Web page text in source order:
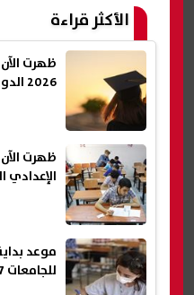
الأكثر قراءة
ظهرت
2026 الدور الثاني محافظة المنوفية
ظهرت الآن
الإعدادي
موعد
للجامعات 2027 وفقًا للخريطة الزمنية